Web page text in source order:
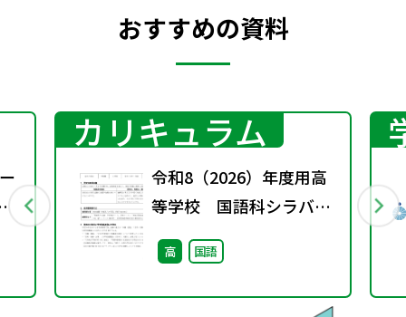
おすすめの資料
カリキュラム
令和8（2026）年度用高
等学校 国語科シラバス
案・ルーブリック
高 国語